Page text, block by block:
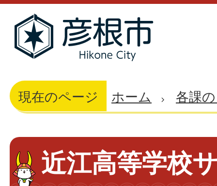
現在のページ ホーム 各課
近江高等学校